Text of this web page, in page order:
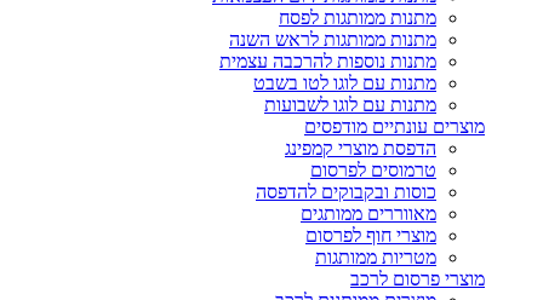
מתנות ממותגות לפסח
מתנות ממותגות לראש השנה
מתנות נוספות להרכבה עצמית
מתנות עם לוגו לטו בשבט
מתנות עם לוגו לשבועות
מוצרים עונתיים מודפסים
הדפסת מוצרי קמפינג
טרמוסים לפרסום
כוסות ובקבוקים להדפסה
מאווררים ממותגים
מוצרי חוף לפרסום
מטריות ממותגות
מוצרי פרסום לרכב